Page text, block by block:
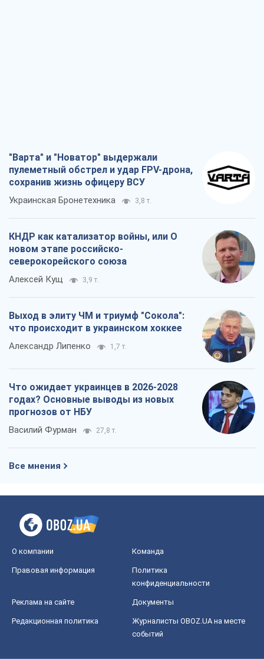
"Варта" и "Новатор" выдержали
пулеметный обстрел и удар FPV-дрона,
сохранив жизнь офицеру ВСУ
Украинская Бронетехника 3,8 т.
КНДР как катализатор войны, или О
новом этапе российско-
северокорейского союза
Алексей Кущ 3,9 т.
Выход в элиту ЧМ и триумф "Сокола":
что происходит в украинском хоккее
Александр Липенко 1,7 т.
Что ожидает украинцев в 2026-2028
годах? Основные выводы из новых
прогнозов от НБУ
Василий Фурман 27,8 т.
Все мнения
О компании Команда
Правовая информация
Политика
конфиденциальности
Реклама на сайте Документы
Редакционная политика
Журналисты OBOZ.UA на месте
событий